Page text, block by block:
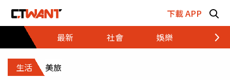
下載 APP
最新
社會 娛樂 財經
生活 美旅